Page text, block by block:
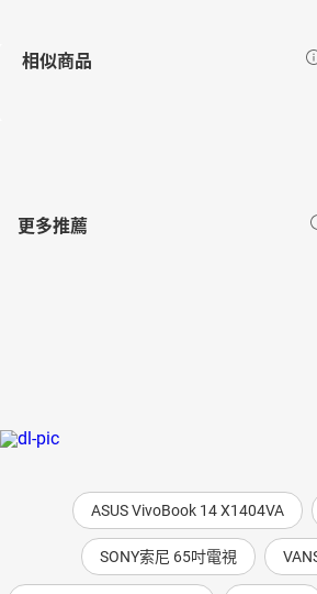
相似商品
更多推薦
ASUS VivoBook 14 X1404VA
SONY索尼 65吋電視